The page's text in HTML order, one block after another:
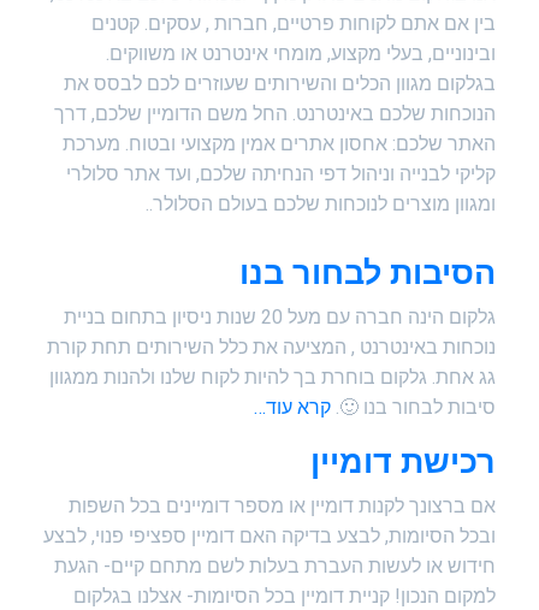
בין אם אתם לקוחות פרטיים, חברות , עסקים. קטנים
ובינוניים, בעלי מקצוע, מומחי אינטרנט או משווקים.
בגלקום מגוון הכלים והשירותים שעוזרים לכם לבסס את
הנוכחות שלכם באינטרנט. החל משם הדומיין שלכם, דרך
האתר שלכם: אחסון אתרים אמין מקצועי ובטוח. מערכת
קליקי לבנייה וניהול דפי הנחיתה שלכם, ועד אתר סלולרי
ומגוון מוצרים לנוכחות שלכם בעולם הסלולר..
הסיבות לבחור בנו
גלקום הינה חברה עם מעל 20 שנות ניסיון בתחום בניית
נוכחות באינטרנט , המציעה את כלל השירותים תחת קורת
גג אחת. גלקום בוחרת בך להיות לקוח שלנו ולהנות ממגוון
סיבות לבחור בנו 🙂.קרא עוד…
רכישת דומיין
אם ברצונך לקנות דומיין או מספר דומיינים בכל השפות
ובכל הסיומות, לבצע בדיקה האם דומיין ספציפי פנוי, לבצע
חידוש או לעשות העברת בעלות לשם מתחם קיים- הגעת
למקום הנכון! קניית דומיין בכל הסיומות- אצלנו בגלקום